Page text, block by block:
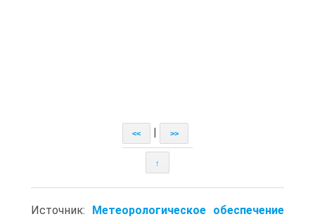
<< >>
↑
Источник: Метеорологическое обеспечение